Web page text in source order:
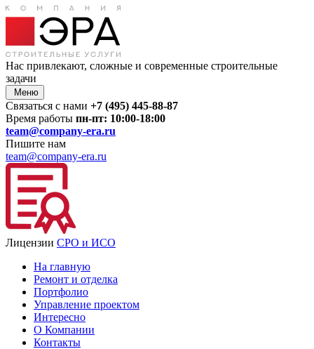
Нас привлекают, сложные и современные строительные
задачи
Меню
Связаться с нами +7 (495) 445-88-87
Время работы пн-пт: 10:00-18:00
team@company-era.ru
Пишите нам
team@company-era.ru
Лицензии СРО и ИСО
На главную
Ремонт и отделка
Портфолио
Управление проектом
Интересно
О Компании
Контакты